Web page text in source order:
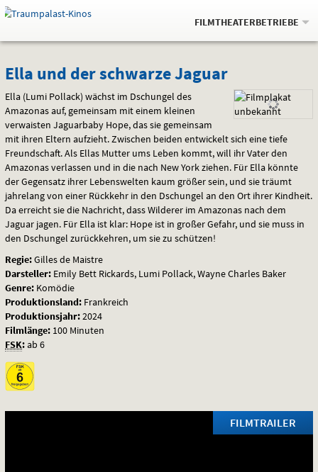
Springe
zum
,zum
.
Navigation
Service
Gehe
zur
Auswahl
FILMTHEATERBETRIEBE
Ella
und
der
schwarze
Jaguar
Ella und der schwarze Jaguar
Ella (Lumi Pollack) wächst im Dschungel des
Amazonas auf, gemeinsam mit einem kleinen
verwaisten Jaguarbaby Hope, das sie gemeinsam
mit ihren Eltern aufzieht. Zwischen beiden entwickelt sich eine tiefe
Freundschaft. Als Ellas Mutter ums Leben kommt, will ihr Vater den
Amazonas verlassen und in die nach New York ziehen. Für Ella könnte
der Gegensatz ihrer Lebenswelten kaum größer sein, und sie träumt
jahrelang von einer Rückkehr in den Dschungel an den Ort ihrer Kindheit.
Da erreicht sie die Nachricht, dass Wilderer im Amazonas nach dem
Jaguar jagen. Für Ella ist klar: Hope ist in großer Gefahr, und sie muss in
den Dschungel zurückkehren, um sie zu schützen!
Regie:Gilles de Maistre
Darsteller: Emily Bett Rickards, Lumi Pollack, Wayne Charles Baker
Genre: Komödie
Produktionsland: Frankreich
Produktionsjahr:2024
Filmlänge: 100 Minuten
FSK:ab 6
FILMTRAILER